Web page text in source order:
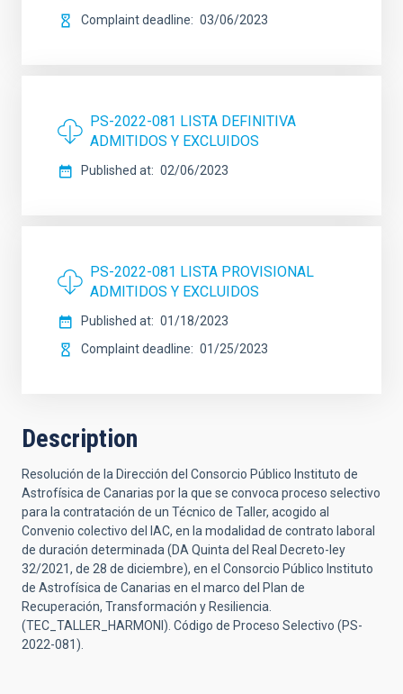
Complaint deadline
03/06/2023
PS-2022-081 LISTA DEFINITIVA
ADMITIDOS Y EXCLUIDOS
Published at 02/06/2023
PS-2022-081 LISTA PROVISIONAL
ADMITIDOS Y EXCLUIDOS
Published at
01/18/2023
Complaint deadline
01/25/2023
Description
Resolución de la Dirección del Consorcio Público Instituto de
Astrofísica de Canarias por la que se convoca proceso selectivo
para la contratación de un Técnico de Taller, acogido al
Convenio colectivo del IAC, en la modalidad de contrato laboral
de duración determinada (DA Quinta del Real Decreto-ley
32/2021, de 28 de diciembre), en el Consorcio Público Instituto
de Astrofísica de Canarias en el marco del Plan de
Recuperación, Transformación y Resiliencia.
(TEC_TALLER_HARMONI). Código de Proceso Selectivo (PS-
2022-081).